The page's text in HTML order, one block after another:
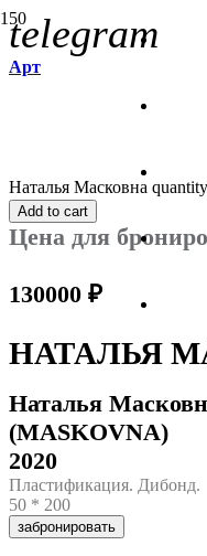
telegram
Арт
Наталья Масковна quantity
Add to cart
Цена для
130000 ₽
НАТАЛЬЯ
Наталья
(MASKOVNA)
2020
Пластификация. Дибонд.
50 * 200
забронировать